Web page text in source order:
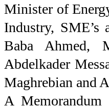
Minister of
Industry,
Baba Ahmed,
Abdelkader
Maghrebian and
A